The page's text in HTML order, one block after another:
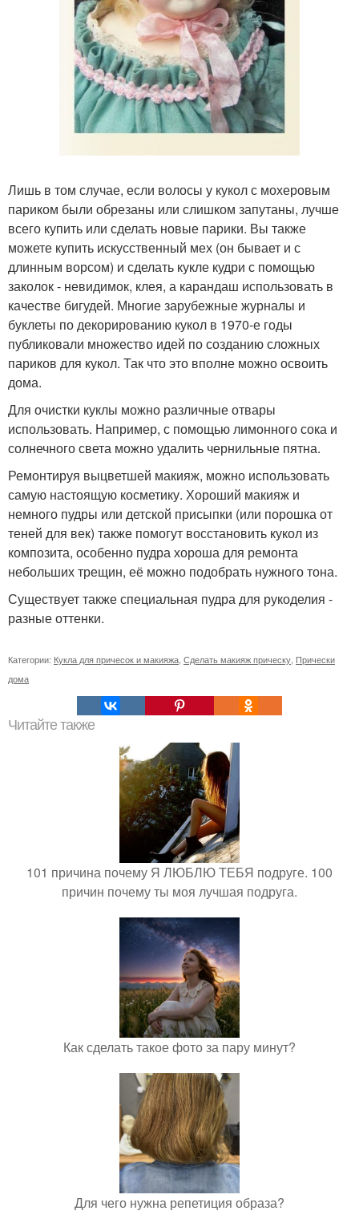
Лишь в том случае, если волосы у кукол с мохеровым
париком были обрезаны или слишком запутаны, лучше
всего купить или сделать новые парики. Вы также
можете купить искусственный мех (он бывает и с
длинным ворсом) и сделать кукле кудри с помощью
заколок - невидимок, клея, а карандаш использовать в
качестве бигудей. Многие зарубежные журналы и
буклеты по декорированию кукол в 1970-е годы
публиковали множество идей по созданию сложных
париков для кукол. Так что это вполне можно освоить
дома.
Для очистки куклы можно различные отвары
использовать. Например, с помощью лимонного сока и
солнечного света можно удалить чернильные пятна.
Ремонтируя выцветшей макияж, можно использовать
самую настоящую косметику. Хороший макияж и
немного пудры или детской присыпки (или порошка от
теней для век) также помогут восстановить кукол из
композита, особенно пудра хороша для ремонта
небольших трещин, её можно подобрать нужного тона.
Существует также специальная пудра для рукоделия -
разные оттенки.
Категории: Кукла для причесок и макияжа Сделать макияж прическу Прически
дома
Читайте также
101 причина почему Я ЛЮБЛЮ ТЕБЯ подруге. 100
причин почему ты моя лучшая подруга.
Как сделать такое фото за пару минут?
Для чего нужна репетиция образа?